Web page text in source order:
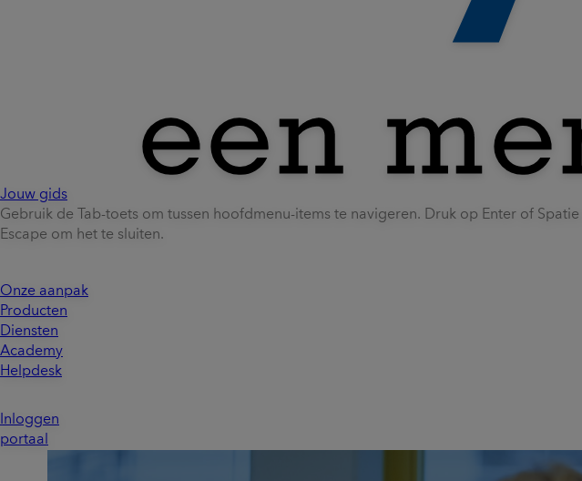
Jouw gids
Gebruik de Tab-toets om tussen hoofdmenu-items te navigeren. Druk op Enter of
Escape om het te sluiten.
Onze aanpak
Producten
Diensten
Academy
Helpdesk
Inloggen
portaal